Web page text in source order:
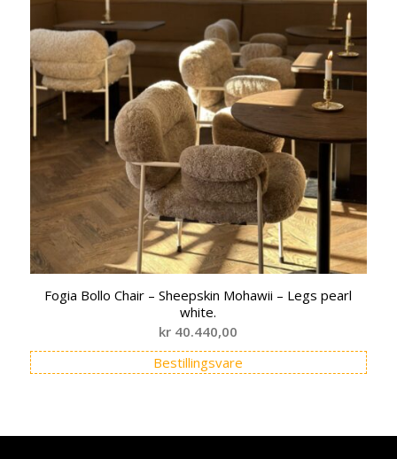
Fogia Bollo Chair – Sheepskin Mohawii – Legs pearl
white.
kr 40.440,00
Bestillingsvare